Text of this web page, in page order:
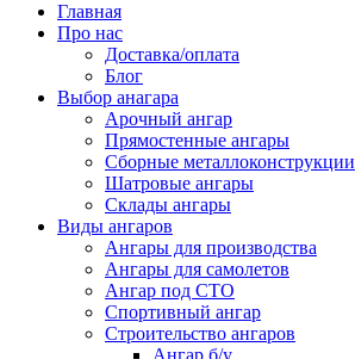
Главная
Про нас
Доставка/оплата
Блог
Выбор анагара
Арочный ангар
Прямостенные ангары
Сборные металлоконструкции
Шатровые ангары
Склады ангары
Виды ангаров
Ангары для производства
Ангары для самолетов
Ангар под СТО
Спортивный ангар
Строительство ангаров
Ангар б/у